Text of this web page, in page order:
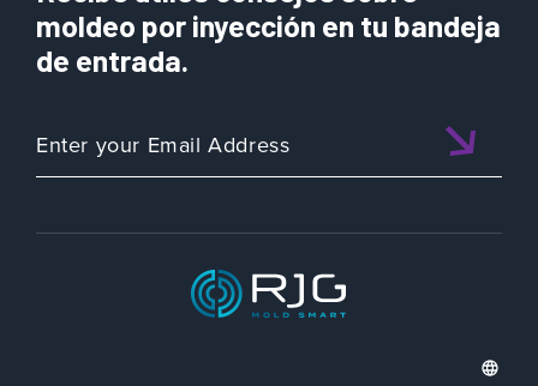
moldeo por inyección en tu bandeja
de entrada.